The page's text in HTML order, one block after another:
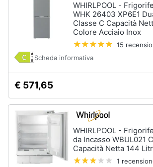
Clima
Brico
e
Giardinaggio
Salute
e
WHIRLPOOL -
WHK 26403 XP6E1
Classe C Capacità
Colore Acciaio Inox
15
Scheda informativa
€ 571,65
WHIRLPOOL -
da Incasso WBUL021
Capacità Netta 144
1